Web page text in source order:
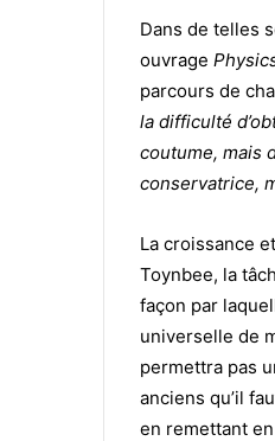
Dans de telles
ouvrage
parcours de
la difficulté
coutume, mais
conservatrice,
La croissance
Toynbee, la
façon par
universelle de
permettra pas
anciens qu’il
en remettant